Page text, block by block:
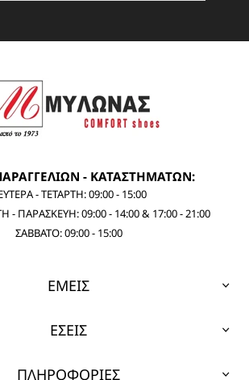
- ΚΑΤΑΣΤΗΜΑΤΩΝ:
- ΤΕΤΑΡΤΗ: 09:00 - 15:00
- ΠΑΡΑΣΚΕΥΗ: 09:00 - 14:00 & 17:00 - 21:00
ΣΑΒΒΑΤΟ: 09:00 - 15:00
ΕΜΕΙΣ
ΕΣΕΙΣ
ΠΛΗΡΟΦΟΡΙΕΣ